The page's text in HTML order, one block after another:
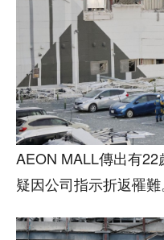
AEON MALL傳出有22
疑因公司指示折返罹